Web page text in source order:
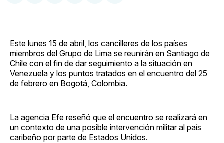
en
on
en
on
via
Este lunes 15 de abril, los cancilleres de los países
miembros del Grupo de Lima se reunirán en Santiago de
Chile con el fin de dar seguimiento a la situación en
Venezuela y los puntos tratados en el encuentro del 25
de febrero en Bogotá, Colombia.
La agencia Efe reseñó que el encuentro se realizará en
un contexto de una posible intervención militar al país
caribeño por parte de Estados Unidos.